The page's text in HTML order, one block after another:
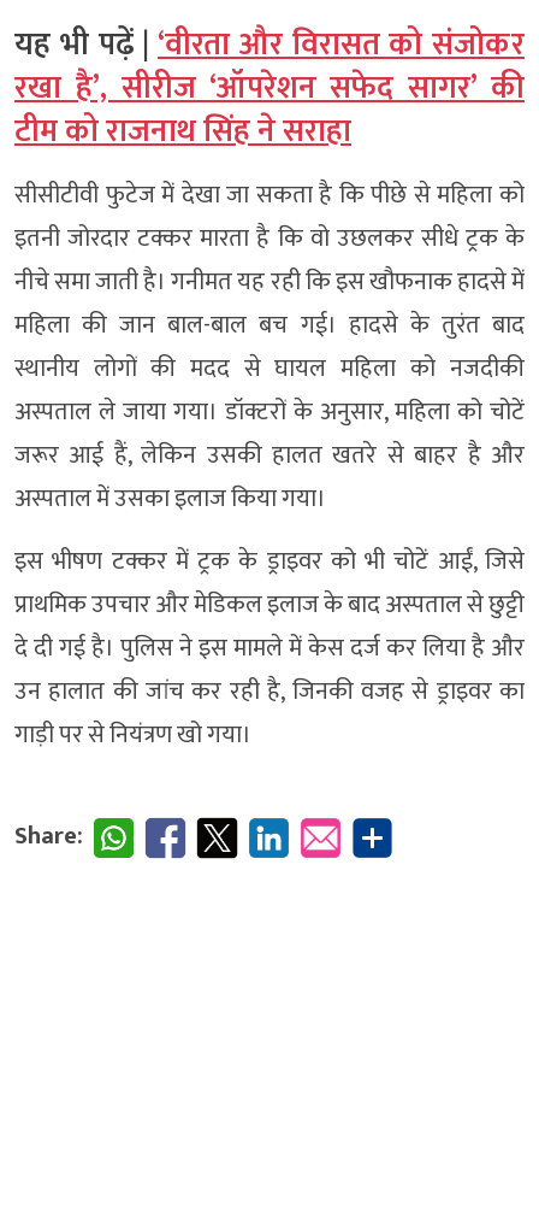
यह भी पढ़ें |‘वीरता और विरासत को संजोकर
रखा है’, सीरीज ‘ऑपरेशन सफेद सागर’ की
टीम को राजनाथ सिंह ने सराहा
सीसीटीवी फुटेज में देखा जा सकता है कि पीछे से महिला को
इतनी जोरदार टक्कर मारता है कि वो उछलकर सीधे ट्रक के
नीचे समा जाती है। गनीमत यह रही कि इस खौफनाक हादसे में
महिला की जान बाल-बाल बच गई। हादसे के तुरंत बाद
स्थानीय लोगों की मदद से घायल महिला को नजदीकी
अस्पताल ले जाया गया। डॉक्टरों के अनुसार, महिला को चोटें
जरूर आई हैं, लेकिन उसकी हालत खतरे से बाहर है और
अस्पताल में उसका इलाज किया गया।
इस भीषण टक्कर में ट्रक के ड्राइवर को भी चोटें आईं, जिसे
प्राथमिक उपचार और मेडिकल इलाज के बाद अस्पताल से छुट्टी
दे दी गई है। पुलिस ने इस मामले में केस दर्ज कर लिया है और
उन हालात की जांच कर रही है, जिनकी वजह से ड्राइवर का
गाड़ी पर से नियंत्रण खो गया।
Share: